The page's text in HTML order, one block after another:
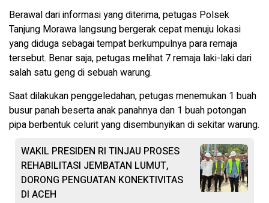
Berawal dari informasi yang diterima, petugas Polsek
Tanjung Morawa langsung bergerak cepat menuju lokasi
yang diduga sebagai tempat berkumpulnya para remaja
tersebut. Benar saja, petugas melihat 7 remaja laki-laki dari
salah satu geng di sebuah warung.
Saat dilakukan penggeledahan, petugas menemukan 1 buah
busur panah beserta anak panahnya dan 1 buah potongan
pipa berbentuk celurit yang disembunyikan di sekitar warung.
WAKIL PRESIDEN RI TINJAU PROSES
REHABILITASI JEMBATAN LUMUT,
DORONG PENGUATAN KONEKTIVITAS
DI ACEH